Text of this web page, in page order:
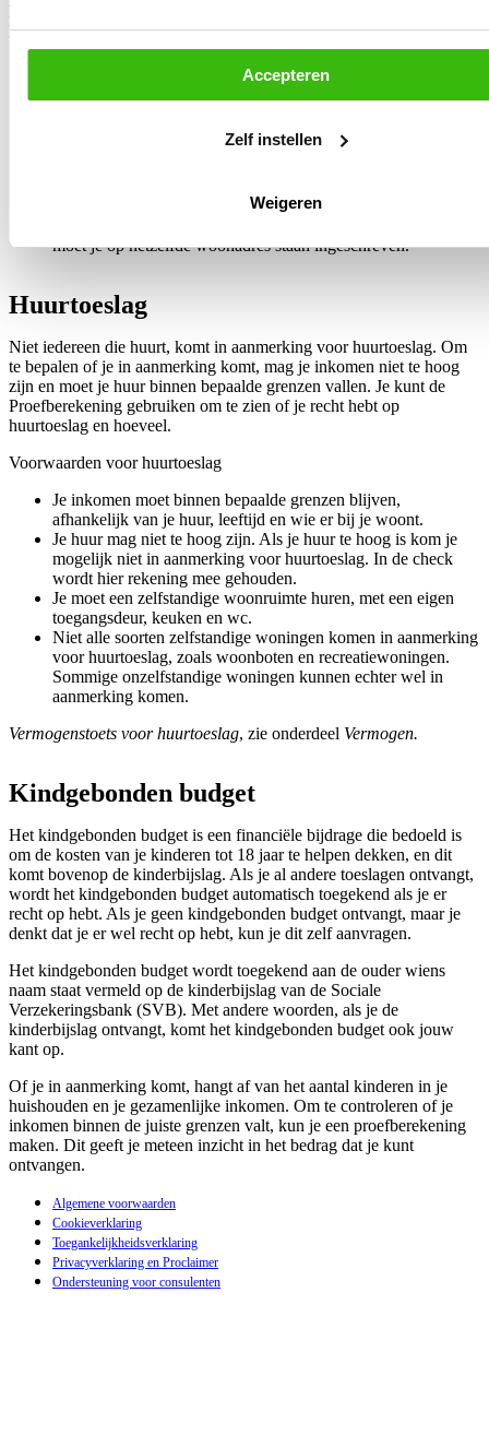
Accepteren
Zelf instellen
Weigeren
De basale voorwaarden voor het ontvangen van
kinderopvangtoeslag zijn onder meer:
Rechtmatige kinderopvang: De opvang waarvoor je
kinderopvangtoeslag aanvraagt, moet voldoen aan de
Werk, studie of traject naar werk: In de meeste gevallen moet
bijvoorbeeld ouders met een sociale of medische indicatie.
moet je op hetzelfde woonadres staan ingeschreven.
Huurtoeslag
Niet iedereen die huurt, komt in aanmerking voor huurtoeslag. Om
te bepalen of je in aanmerking komt, mag je inkomen niet te hoog
zijn en moet je huur binnen bepaalde grenzen vallen. Je kunt de
Proefberekening gebruiken om te zien of je recht hebt op
huurtoeslag en hoeveel.
Voorwaarden voor huurtoeslag
Je inkomen moet binnen bepaalde grenzen blijven,
afhankelijk van je huur, leeftijd en wie er bij je woont.
Je huur mag niet te hoog zijn. Als je huur te hoog is kom je
mogelijk niet in aanmerking voor huurtoeslag. In de check
wordt hier rekening mee gehouden.
Je moet een zelfstandige woonruimte huren, met een eigen
toegangsdeur, keuken en wc.
Niet alle soorten zelfstandige woningen komen in aanmerking
voor huurtoeslag, zoals woonboten en recreatiewoningen.
Sommige onzelfstandige woningen kunnen echter wel in
aanmerking komen.
Vermogenstoets voor huurtoeslag, zie onderdeel Vermogen.
Kindgebonden budget
Het kindgebonden budget is een financiële bijdrage die bedoeld is
om de kosten van je kinderen tot 18 jaar te helpen dekken, en dit
komt bovenop de kinderbijslag. Als je al andere toeslagen ontvangt,
wordt het kindgebonden budget automatisch toegekend als je er
recht op hebt. Als je geen kindgebonden budget ontvangt, maar je
denkt dat je er wel recht op hebt, kun je dit zelf aanvragen.
Het kindgebonden budget wordt toegekend aan de ouder wiens
naam staat vermeld op de kinderbijslag van de Sociale
Verzekeringsbank (SVB). Met andere woorden, als je de
kinderbijslag ontvangt, komt het kindgebonden budget ook jouw
kant op.
Of je in aanmerking komt, hangt af van het aantal kinderen in je
huishouden en je gezamenlijke inkomen. Om te controleren of je
inkomen binnen de juiste grenzen valt, kun je een proefberekening
maken. Dit geeft je meteen inzicht in het bedrag dat je kunt
ontvangen.
Algemene voorwaarden
Cookieverklaring
Toegankelijkheidsverklaring
Privacyverklaring en Proclaimer
Ondersteuning voor consulenten